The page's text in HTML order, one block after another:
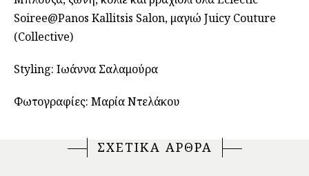
Soiree@Panos Kallitsis Salon, μαγιώ Juicy Couture
(Collective)
Styling: Ιωάννα Σαλαμούρα
Φωτογραφίες: Μαρία Ντελάκου
ΣΧΕΤΙΚΑ ΑΡΘΡΑ